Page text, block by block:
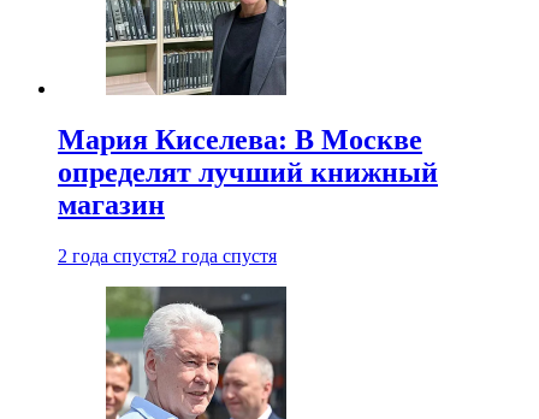
Мария Киселева: В Москве
определят лучший книжный
магазин
2 года спустя2 года спустя